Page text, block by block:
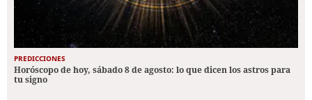
PREDICCIONES
Horóscopo de hoy, sábado 8 de agosto: lo que dicen los astros para
tu signo